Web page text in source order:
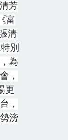
芳
富
清
別
為
，
更
，
滂